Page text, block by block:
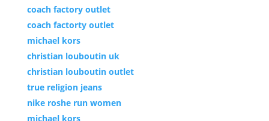
coach factory outlet
coach factorty outlet
michael kors
christian louboutin uk
christian louboutin outlet
true religion jeans
nike roshe run women
michael kors